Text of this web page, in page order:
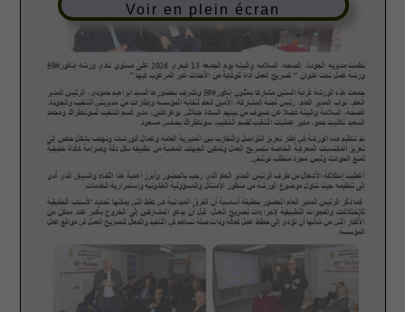
Voir en plein écran